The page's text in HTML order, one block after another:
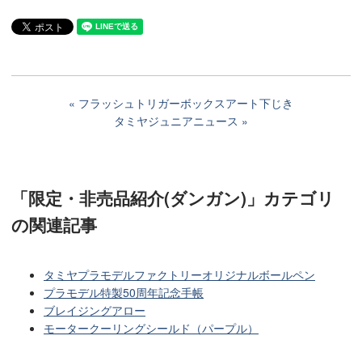
フラッシュトリガーボックスアート下じき
タミヤジュニアニュース
「限定・非売品紹介(ダンガン)」カテゴリ
の関連記事
タミヤプラモデルファクトリーオリジナルボールペン
プラモデル特製50周年記念手帳
ブレイジングアロー
モータークーリングシールド（パープル）